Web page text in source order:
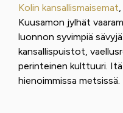
Kolin kansallismaisemat,
Kuusamon jylhät
luonnon syvimpiä
kansallispuistot,
perinteinen kulttuuri.
hienoimmissa metsissä.